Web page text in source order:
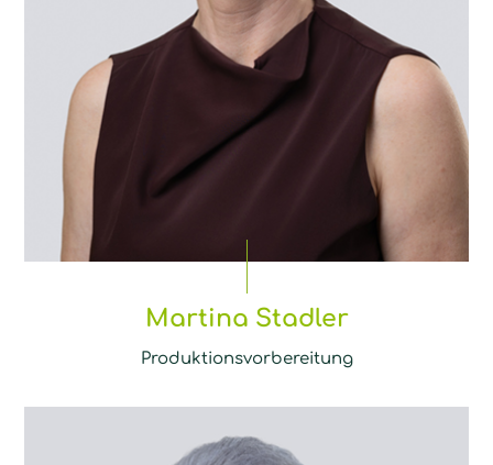
Martina Stadler
Produktionsvorbereitung